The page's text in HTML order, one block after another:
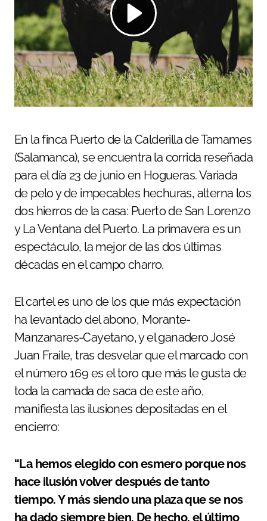
En la finca Puerto de la Calderilla de Tamames
(Salamanca), se encuentra la corrida reseñada
para el día 23 de junio en Hogueras. Variada
de pelo y de impecables hechuras, alterna los
dos hierros de la casa: Puerto de San Lorenzo
y La Ventana del Puerto. La primavera es un
espectáculo, la mejor de las dos últimas
décadas en el campo charro.
El cartel es uno de los que más expectación
ha levantado del abono, Morante-
Manzanares-Cayetano, y el ganadero José
Juan Fraile, tras desvelar que el marcado con
el número 169 es el toro que más le gusta de
toda la camada de saca de este año,
manifiesta las ilusiones depositadas en el
encierro:
“La hemos elegido con esmero porque nos
hace ilusión volver después de tanto
tiempo. Y más siendo una plaza que se nos
ha dado siempre bien. De hecho, el último